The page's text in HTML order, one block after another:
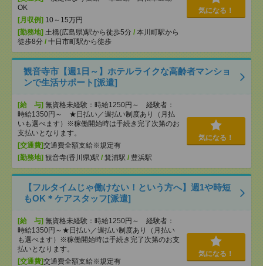
OK
[月収例] 10～15万円
[勤務地] 土橋(広島県)駅から徒歩5分 / 本川町駅から
徒歩8分 / 十日市町駅から徒歩
気になる！
観音寺市【週1日～】ホテルライクな高齢者マンショ
ンで生活サポート[派遣]
[給 与] 無資格未経験：時給1250円～ 経験者：
時給1350円～ ★日払い／週払い制度あり（月払
いも選べます）※稼働開始時は手続き完了次第のお
支払いとなります。
[交通費]交通費全額支給※規定有
[勤務地] 観音寺(香川県)駅 / 箕浦駅 / 豊浜駅
気になる！
【フルタイムじゃ働けない！という方へ】週1や時短
もOK＊ケアスタッフ[派遣]
[給 与] 無資格未経験：時給1250円～ 経験者：
時給1350円～★日払い／週払い制度あり（月払い
も選べます）※稼働開始時は手続き完了次第のお支
払いとなります。
[交通費]交通費全額支給※規定有
気になる！